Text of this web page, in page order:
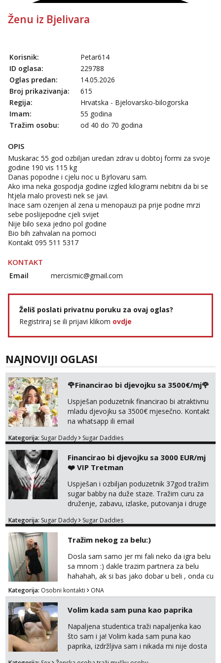
Ženu iz Bjelivara
Korisnik:
Petar614
ID oglasa:
229788
Oglas predan:
14.05.2026
Broj prikazivanja:
615
Regija:
Hrvatska - Bjelovarsko-bilogorska
Imam:
55 godina
Tražim osobu:
od 40 do 70 godina
OPIS
Muskarac 55 god ozbiljan uredan zdrav u dobtoj formi za svoje
godine 190 vis 115 kg
Danas popodne i cjelu noc u Bjrlovaru sam.
Ako ima neka gospodja godine izgled kilogrami nebitni da bi se
htjela malo provesti nek se javi.
Inace sam ozenjen al zena u menopauzi pa prije podne mrzi
sebe poslijepodne cjeli svijet
Nije bilo sexa jedno pol godine
Bio bih zahvalan na pomoci
Kontakt 095 511 5317
KONTAKT
Email mercismic@gmail.com
Želiš poslati privatnu poruku za ovaj oglas?
Registriraj se ili prijavi klikom ovdje
NAJNOVIJI OGLASI
🌹Financirao bi djevojku sa 3500€/mj🌹
Uspješan poduzetnik financirao bi atraktivnu
mladu djevojku sa 3500€ mjesečno. Kontakt
na whatsapp ili email
Kategorija: Sugar Daddy Sugar Daddies
Financirao bi djevojku sa 3000 EUR/mj
❤️ VIP Tretman
Uspješan i ozbiljan poduzetnik 37god tražim
sugar babby na duže staze. Tražim curu za
druženje, zabavu, izlaske, putovanja i druge
otvorena, komunikativna, zgodna i atraktivna
markodalic37@gmail.com
Kategorija: Sugar Daddy Sugar Daddies
Tražim nekog za belu:)
Dosla sam samo jer mi fali neko da igra belu
sa mnom :) dakle trazim partnera za belu
hahahah, ak si bas jako dobar u beli , onda cu
razmislit za dalje Klikni na link ispod i nadji me
tamo, cekam te!
Kategorija: Osobni kontakti ONA
Volim kada sam puna kao paprika
Napaljena studentica traži napaljenka kao
što sam i ja! Volim kada sam puna kao
paprika, izdržljiva sam i nikada mi nije dosta